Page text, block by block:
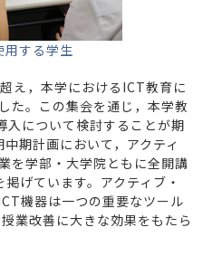
する学生
え，本学におけるICT教育に
た。この集会を通じ，本学教
入について検討することが期
期計画において，アクティ
を学部・大学院ともに全開講
げています。アクティブ・
機器は一つの重要なツール
業改善に大きな効果をもたら